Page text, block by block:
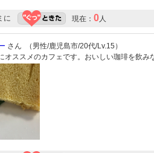
に 現在： 0人
さん （男性/鹿児島市/20代/Lv.15）
オススメのカフェです。おいしい珈琲を飲み